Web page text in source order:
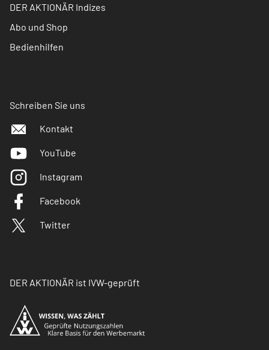
DER AKTIONÄR Indizes
Abo und Shop
Bedienhilfen
Schreiben Sie uns
Kontakt
YouTube
Instagram
Facebook
Twitter
DER AKTIONÄR ist IVW-geprüft